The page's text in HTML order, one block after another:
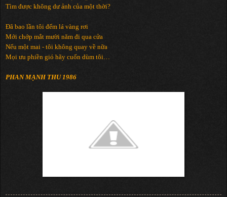
Tìm được không dư ảnh của một thời?
Đã bao lần tôi đếm lá vàng rơi
Mới chớp mắt mười năm đi qua cửa
Nếu một mai - tôi không quay về nữa
Mọi ưu phiền gió hãy cuốn dùm tôi…
PHAN MẠNH THU 1986